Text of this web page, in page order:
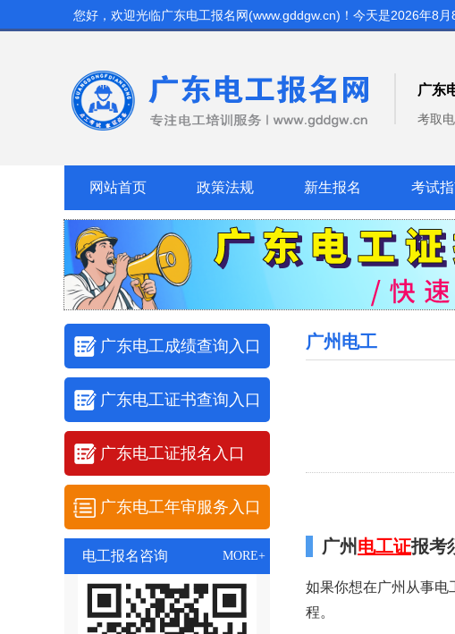
您好，欢迎光临广东电工报名网(www.gddgw.cn) ！今天是2026年8月
广东
考取
网站首页 政策法规 新生报名 考试
广东电工成绩查询入口
广东电工证书查询入口
广东电工证报名入口
广东电工年审服务入口
电工报名咨询 MORE+
广州电工
广州电工证报考
如果你想在广州从事电
程。